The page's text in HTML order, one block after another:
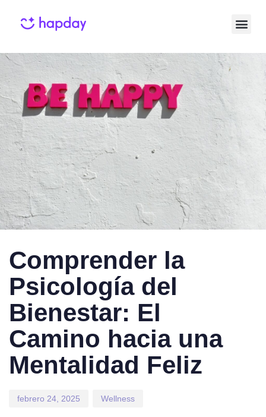
Comprender la
Psicología del
Bienestar: El
Camino hacia una
Mentalidad Feliz
febrero 24, 2025 Wellness